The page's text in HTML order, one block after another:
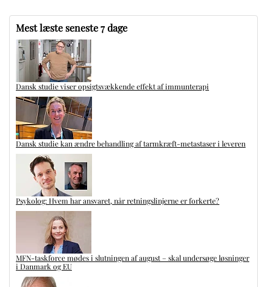
Mest læste seneste 7 dage
Dansk studie viser opsigtsvækkende effekt af immunterapi
Dansk studie kan ændre behandling af tarmkræft-metastaser i leveren
Psykolog: Hvem har ansvaret, når retningslinjerne er forkerte?
MFN-taskforce mødes i slutningen af august – skal undersøge løsninger
i Danmark og EU